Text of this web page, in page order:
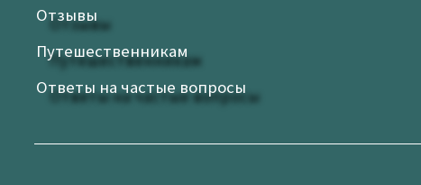
Отзывы
Путешественникам
Ответы на частые вопросы